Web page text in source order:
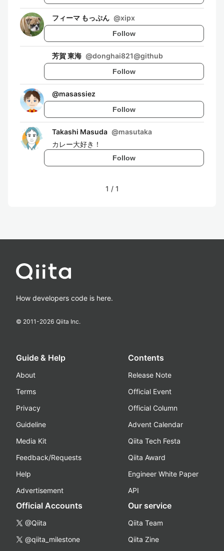
フィーマ もっぷん @xipx
Follow
芳賀 東海 @donghai821@github
Follow
@masassiez
Follow
Takashi Masuda @masutaka
カレー大好き！
Follow
1 / 1
How developers code is here.
© 2011-2026 Qiita Inc.
Guide & Help
About
Terms
Privacy
Guideline
Media Kit
Feedback/Requests
Help
Advertisement
Contents
Release Note
Official Event
Official Column
Advent Calendar
Qiita Tech Festa
Qiita Award
Engineer White Paper
API
Official Accounts
@Qiita
@qiita_milestone
Our service
Qiita Team
Qiita Zine